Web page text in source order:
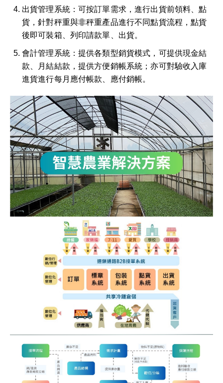
出貨管理系統：可按訂單需求，進行出貨前領料、點
貨，針對秤重與非秤重產品進行不同點貨流程，點貨
後即可裝箱、列印請款單、出貨。
會計管理系統：提供各類型銷貨模式，可提供現金結
款、月結結款，提供方便銷帳系統；亦可對驗收入庫
進貨進行每月應付帳款、應付銷帳。